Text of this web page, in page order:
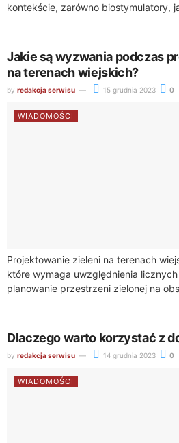
kontekście, zarówno biostymulatory,
Jakie są wyzwania podczas
na terenach wiejskich?
by redakcja serwisu 15 grudnia 2023 0
WIADOMOŚCI
Projektowanie zieleni na terenach
które wymaga uwzględnienia
planowanie przestrzeni zielonej na
Dlaczego warto korzystać z
by redakcja serwisu 14 grudnia 2023 0
WIADOMOŚCI